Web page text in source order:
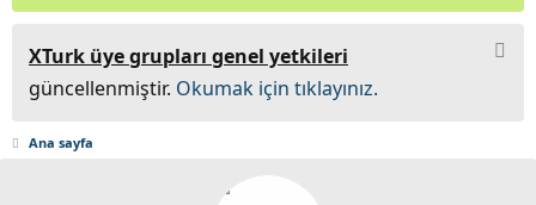
XTurk üye grupları genel yetkileri
güncellenmiştir. Okumak için tıklayınız.
Ana sayfa